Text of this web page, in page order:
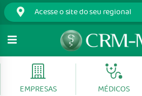
EMPRESAS MÉDICOS